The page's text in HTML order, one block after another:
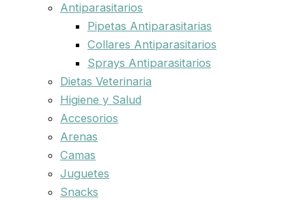
Antiparasitarios
Pipetas Antiparasitarias
Collares Antiparasitarios
Sprays Antiparasitarios
Dietas Veterinaria
Higiene y Salud
Accesorios
Arenas
Camas
Juguetes
Snacks